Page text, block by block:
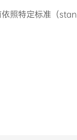
照特定标准（